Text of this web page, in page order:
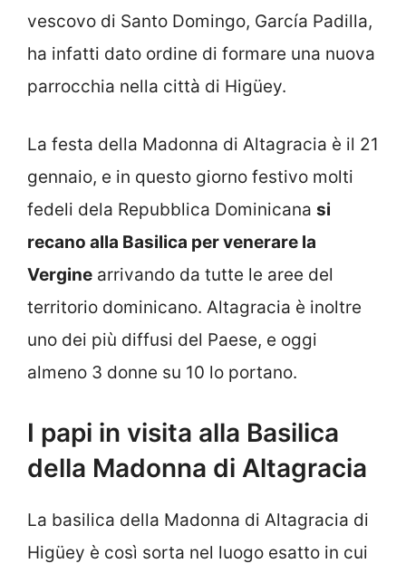
vescovo di Santo Domingo, García Padilla,
ha infatti dato ordine di formare una nuova
parrocchia nella città di Higüey.
La festa della Madonna di Altagracia è il 21
gennaio, e in questo giorno festivo molti
fedeli dela Repubblica Dominicana si
recano alla Basilica per venerare la
Vergine arrivando da tutte le aree del
territorio dominicano. Altagracia è inoltre
uno dei più diffusi del Paese, e oggi
almeno 3 donne su 10 lo portano.
I papi in visita alla Basilica
della Madonna di Altagracia
La basilica della Madonna di Altagracia di
Higüey è così sorta nel luogo esatto in cui